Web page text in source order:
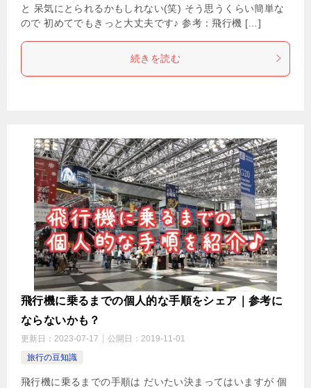
と 呆気にとられるかもしれない(笑) そう思うくらい簡単な
ので 初めてでもきっと大丈夫です♪ 参考：飛行機 […]
続きを読む
飛行機に乗るまでの個人的な手順をシェア｜参考に
ならないかも？
更新日： 2023-07-17 公開日： 2019-11-01
旅行の豆知識
飛行機に乗るまでの手順は だいたい決まってはいますが 個